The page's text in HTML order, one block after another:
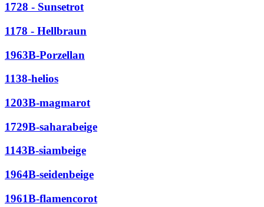
1728 - Sunsetrot
1178 - Hellbraun
1963B-Porzellan
1138-helios
1203B-magmarot
1729B-saharabeige
1143B-siambeige
1964B-seidenbeige
1961B-flamencorot